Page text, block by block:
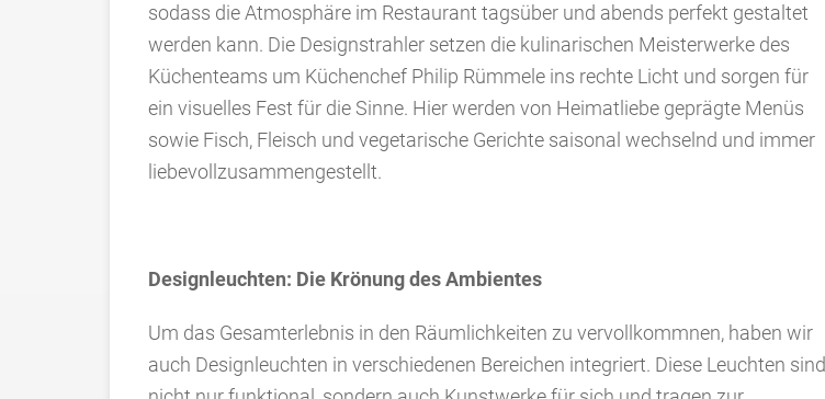
sodass die Atmosphäre im Restaurant tagsüber und abends perfekt gestaltet
werden kann. Die Designstrahler setzen die kulinarischen Meisterwerke des
Küchenteams um Küchenchef Philip Rümmele ins rechte Licht und sorgen für
ein visuelles Fest für die Sinne. Hier werden von Heimatliebe geprägte Menüs
sowie Fisch, Fleisch und vegetarische Gerichte saisonal wechselnd und immer
liebevollzusammengestellt.
Designleuchten: Die Krönung des Ambientes
Um das Gesamterlebnis in den Räumlichkeiten zu vervollkommnen, haben wir
auch Designleuchten in verschiedenen Bereichen integriert. Diese Leuchten sind